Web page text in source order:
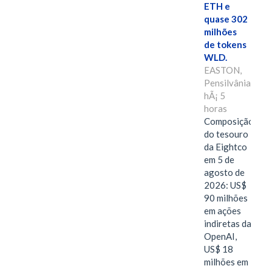
ETH e
quase 302
milhões
de tokens
WLD.
EASTON,
Pensilvânia,
hÃ¡ 5
horas
Composição
do tesouro
da Eightco
em 5 de
agosto de
2026: US$
90 milhões
em ações
indiretas da
OpenAI,
US$ 18
milhões em